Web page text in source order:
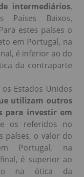
intermediários,
Baixos,
estes países o
em Portugal, na
é inferior ao do
da contraparte
Estados Unidos
utilizam outros
para investir em
os referidos no
países, o valor do
Portugal, na
é superior ao
na ótica da